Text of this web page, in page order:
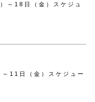
～18日（金）スケジュ
11日（金）スケジュー